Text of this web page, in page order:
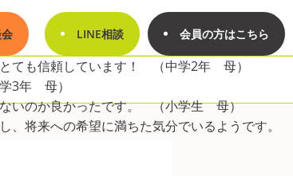
LINE相談 会員の方はこちら
ても信頼しています！ （中学2年 母）
3年 母）
ないのか良かったです。 （小学生 母）
、将来への希望に満ちた気分でいるようです。